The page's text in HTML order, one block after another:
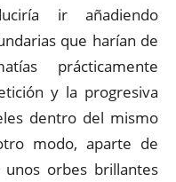
ir añadiendo
que harían de
prácticamente
y la progresiva
dentro del mismo
modo, aparte de
orbes brillantes